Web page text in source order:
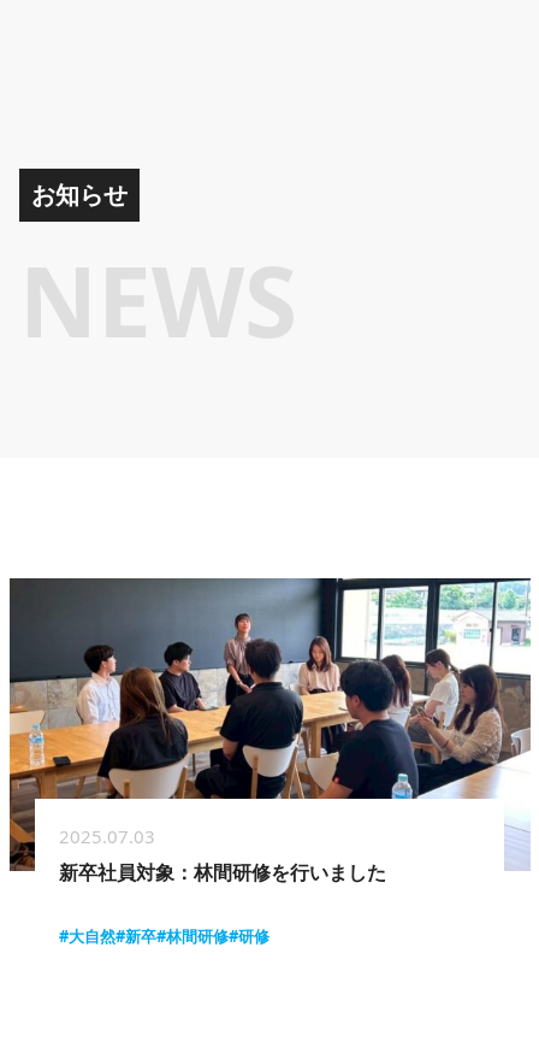
お知らせ
NEWS
2025.07.03
新卒社員対象：林間研修を行いました
#大自然#新卒#林間研修#研修